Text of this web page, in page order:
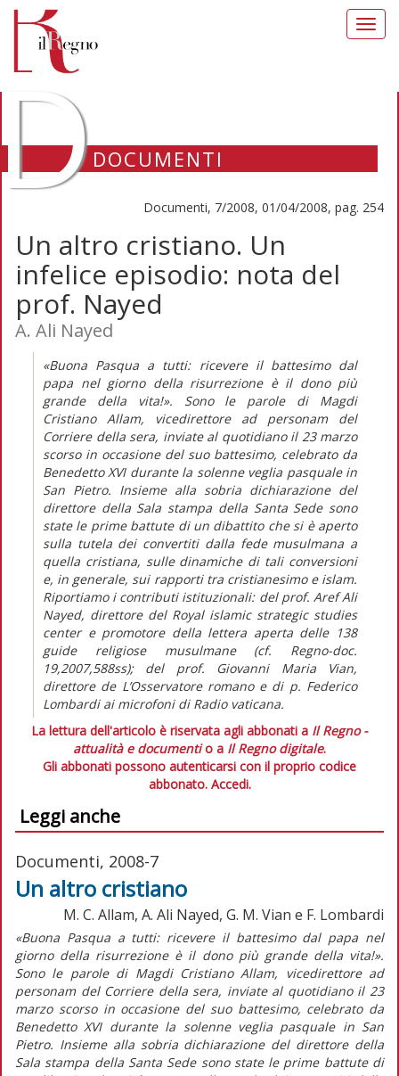
DOCUMENTI
Documenti, 7/2008, 01/04/2008, pag. 254
Un altro cristiano. Un
infelice episodio: nota del
prof. Nayed
A. Ali Nayed
«Buona Pasqua a tutti: ricevere il battesimo dal
papa nel giorno della risurrezione è il dono più
grande della vita!». Sono le parole di Magdi
Cristiano Allam, vicedirettore ad personam del
Corriere della sera, inviate al quotidiano il 23 marzo
scorso in occasione del suo battesimo, celebrato da
Benedetto XVI durante la solenne veglia pasquale in
San Pietro. Insieme alla sobria dichiarazione del
direttore della Sala stampa della Santa Sede sono
state le prime battute di un dibattito che si è aperto
sulla tutela dei convertiti dalla fede musulmana a
quella cristiana, sulle dinamiche di tali conversioni
e, in generale, sui rapporti tra cristianesimo e islam.
Riportiamo i contributi istituzionali: del prof. Aref Ali
Nayed, direttore del Royal islamic strategic studies
center e promotore della lettera aperta delle 138
guide religiose musulmane (cf. Regno-doc.
19,2007,588ss); del prof. Giovanni Maria Vian,
direttore de L’Osservatore romano e di p. Federico
Lombardi ai microfoni di Radio vaticana.
La lettura dell'articolo è riservata agli abbonati a Il Regno -
attualità e documentio a Il Regno digitale.
Gli abbonati possono autenticarsi con il proprio codice
abbonato. Accedi.
Leggi anche
Documenti, 2008-7
Un altro cristiano
M. C. Allam, A. Ali Nayed, G. M. Vian e F. Lombardi
«Buona Pasqua a tutti: ricevere il battesimo dal papa nel
giorno della risurrezione è il dono più grande della vita!».
Sono le parole di Magdi Cristiano Allam, vicedirettore ad
personam del Corriere della sera, inviate al quotidiano il 23
marzo scorso in occasione del suo battesimo, celebrato da
Benedetto XVI durante la solenne veglia pasquale in San
Pietro. Insieme alla sobria dichiarazione del direttore della
Sala stampa della Santa Sede sono state le prime battute di